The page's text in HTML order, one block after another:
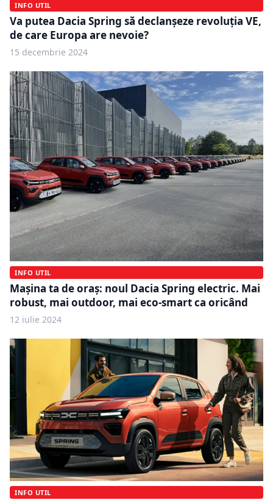
INFO UTIL
Va putea Dacia Spring să declanșeze revoluția VE,
de care Europa are nevoie?
15 decembrie 2024
INFO UTIL
Mașina ta de oraș: noul Dacia Spring electric. Mai
robust, mai outdoor, mai eco-smart ca oricând
12 iulie 2024
INFO UTIL